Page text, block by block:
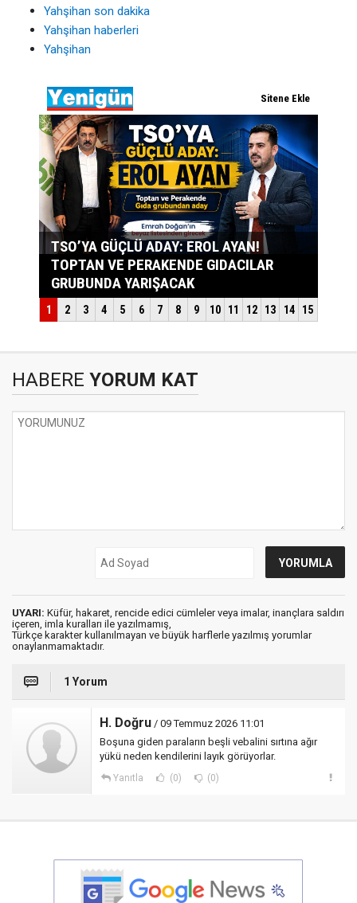
Yahşihan son dakika
Yahşihan haberleri
Yahşihan
HABERE YORUM KAT
UYARI: Küfür, hakaret, rencide edici cümleler veya imalar, inançlara saldırı
içeren, imla kuralları ile yazılmamış,
Türkçe karakter kullanılmayan ve büyük harflerle yazılmış yorumlar
onaylanmamaktadır.
1 Yorum
H. Doğru / 09 Temmuz 2026 11:01
Boşuna giden paraların beşli vebalini sırtına ağır
yükü neden kendilerini layık görüyorlar.
Yanıtla (0) (0)